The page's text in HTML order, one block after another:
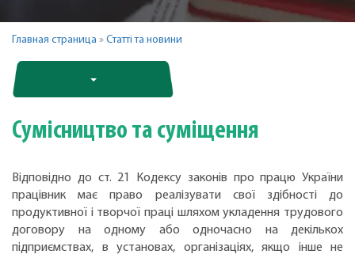
Главная страница » Статті та новини
Сумісництво та суміщення
Відповідно до ст. 21 Кодексу законів про працю України
працівник має право реалізувати свої здібності до
продуктивної і творчої праці шляхом укладення трудового
договору на одному або одночасно на декількох
підприємствах, в установах, організаціях, якщо інше не